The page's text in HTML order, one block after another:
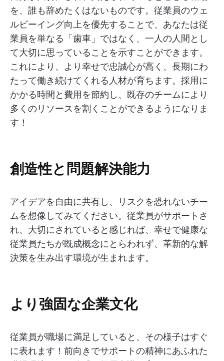
を、誰も辞めたくはないものです。従業員のウェ
ルビーイング向上を優先することで、あなたは従
業員を単なる「歯車」ではなく、一人の人間とし
て大切に思っていることを示すことができます。
これにより、より幸せで忠誠心が高く、長期にわ
たって働き続けてくれる人材が育ちます。採用に
かかる時間と費用を節約し、既存のチームにより
多くのリソースを割くことができるようになりま
す！
創造性と問題解決能力
アイデアを自由に共有し、リスクを恐れないチー
ムを想像してみてください。従業員がサポートさ
れ、大切にされていると感じれば、幸せで健康な
従業員たちが既成概念にとらわれず、革新的な解
決策を生み出す環境が生まれます。
より強固な企業文化
従業員が職場に満足していると、その様子はすぐ
に表れます！前向きでサポートの精神にあふれた